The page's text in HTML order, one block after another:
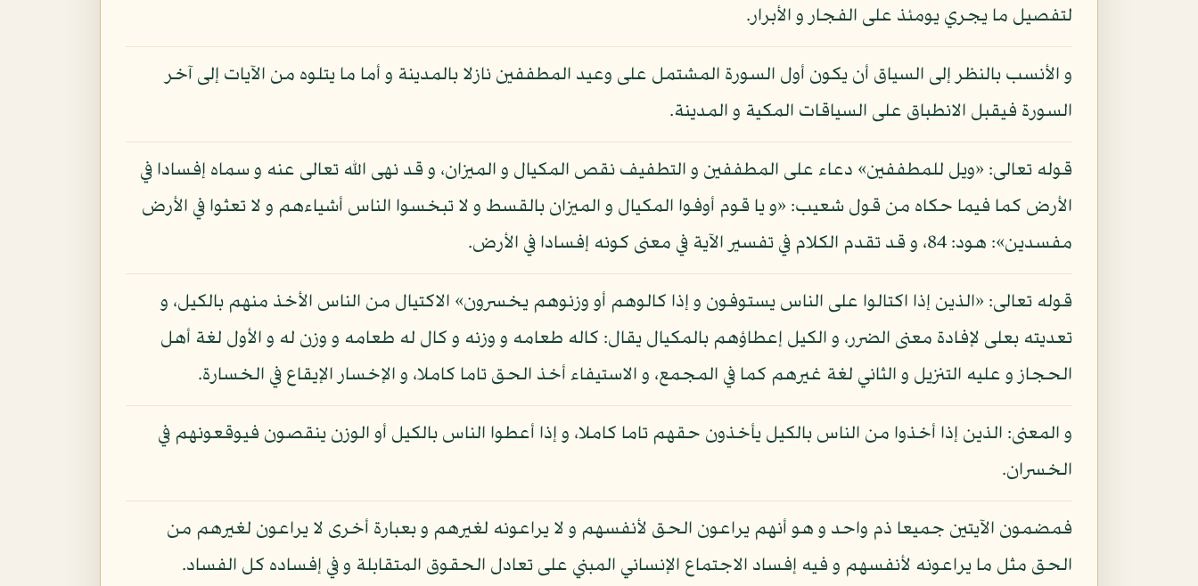
لتفصيل ما يجري يومئذ على الفجار و الأبرار.
و الأنسب بالنظر إلى السياق أن يكون أول السورة المشتمل على وعيد المطففين نازلا بالمدينة و أما ما يتلوه من الآيات إلى آخر
السورة فيقبل الانطباق على السياقات المكية و المدينة.
قوله تعالى: «ويل للمطففين» دعاء على المطففين و التطفيف نقص المكيال و الميزان، و قد نهى الله تعالى عنه و سماه إفسادا في
الأرض كما فيما حكاه من قول شعيب: «و يا قوم أوفوا المكيال و الميزان بالقسط و لا تبخسوا الناس أشياءهم و لا تعثوا في الأرض
مفسدين»: هود: 84، و قد تقدم الكلام في تفسير الآية في معنى كونه إفسادا في الأرض.
قوله تعالى: «الذين إذا اكتالوا على الناس يستوفون و إذا كالوهم أو وزنوهم يخسرون» الاكتيال من الناس الأخذ منهم بالكيل، و
تعديته بعلى لإفادة معنى الضرر، و الكيل إعطاؤهم بالمكيال يقال: كاله طعامه و وزنه و كال له طعامه و وزن له و الأول لغة أهل
الحجاز و عليه التنزيل و الثاني لغة غيرهم كما في المجمع، و الاستيفاء أخذ الحق تاما كاملا، و الإخسار الإيقاع في الخسارة.
و المعنى: الذين إذا أخذوا من الناس بالكيل يأخذون حقهم تاما كاملا، و إذا أعطوا الناس بالكيل أو الوزن ينقصون فيوقعونهم في
الخسران.
فمضمون الآيتين جميعا ذم واحد و هو أنهم يراعون الحق لأنفسهم و لا يراعونه لغيرهم و بعبارة أخرى لا يراعون لغيرهم من
الحق مثل ما يراعونه لأنفسهم و فيه إفساد الاجتماع الإنساني المبني على تعادل الحقوق المتقابلة و في إفساده كل الفساد.